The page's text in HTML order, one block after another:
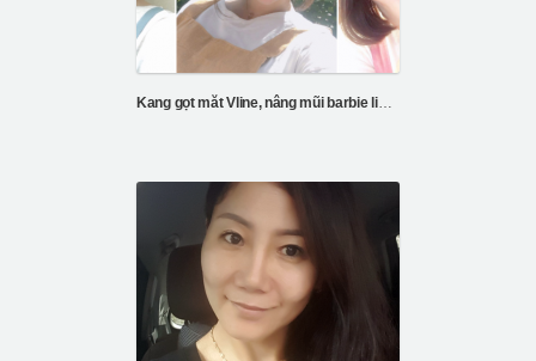
Kang gọt măt Vline, nâng mũi barbie line, căng da chỉ V3, cắt mí